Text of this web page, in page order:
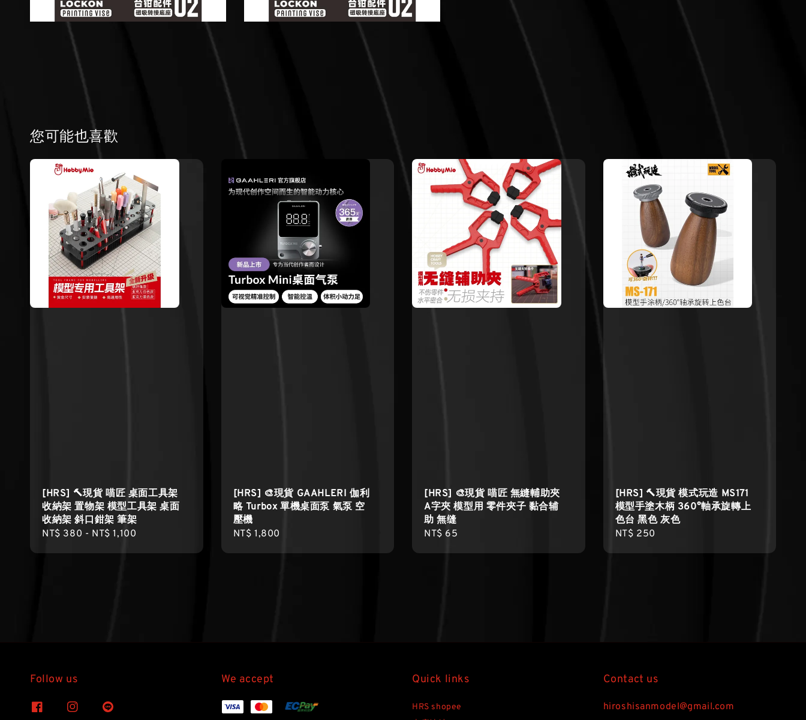
您可能也喜歡
[HRS] 🔨現貨 喵匠 桌面工具架
收納架 置物架 模型工具架 桌面
收納架 斜口鉗架 筆架
Regular
NT$ 380 - NT$ 1,100
[HRS] 🎨現貨 GAAHLERI 伽利
略 Turbox 單機桌面泵 氣泵 空
壓機
Regular
NT$ 1,800
[HRS] 🎨現貨 喵匠 無縫輔助夾
A字夾 模型用 零件夾子 黏合辅
助 無缝
Regular
NT$ 65
[HRS] 🔨現貨 模式玩造 MS171
模型手塗木柄 360°軸承旋轉上
色台 黑色 灰色
Regular
NT$ 250
Follow us We accept Quick links
HRS shopee
Contact us
hiroshisanmodel@gmail.com